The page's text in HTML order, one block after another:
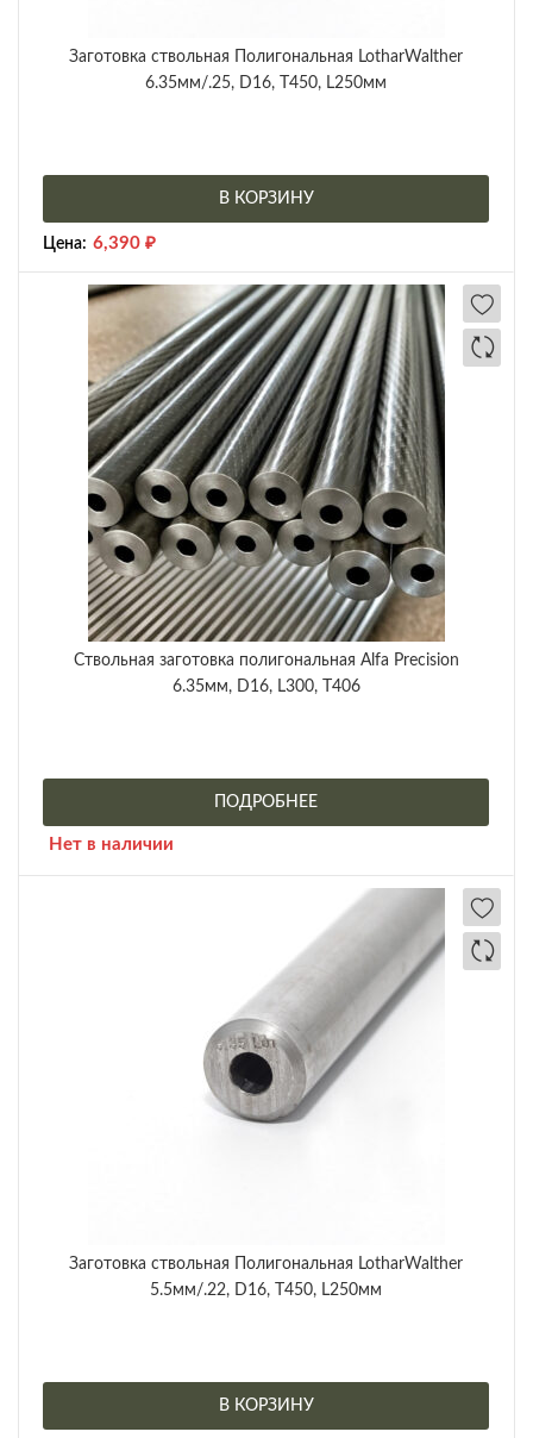
Заготовка ствольная Полигональная LotharWalther
6.35мм/.25, D16, Т450, L250мм
В КОРЗИНУ
Цена: 6,390 ₽
Ствольная заготовка полигональная Alfa Precision
6.35мм, D16, L300, T406
ПОДРОБНЕЕ
Нет в наличии
Заготовка ствольная Полигональная LotharWalther
5.5мм/.22, D16, Т450, L250мм
В КОРЗИНУ